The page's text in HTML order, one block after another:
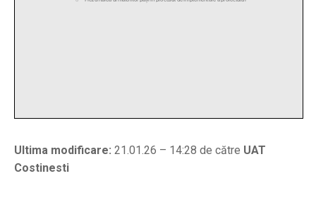
Ultima modificare: 21.01.26 – 14:28 de către UAT
Costinesti